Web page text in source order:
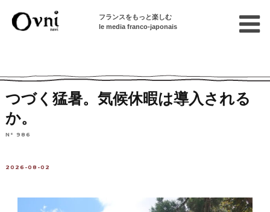
フランスをもっと楽しむ
le media franco-japonais
つづく猛暑。気候休暇は導入される
か。
N° 986
2026-08-02